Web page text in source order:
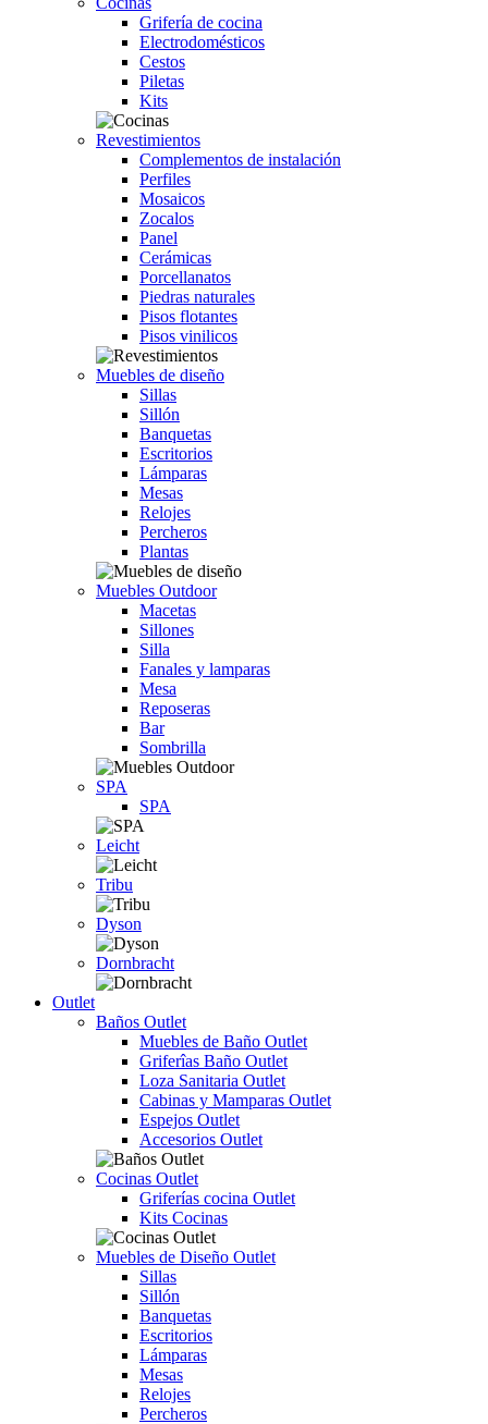
Grifería de cocina
Electrodomésticos
Cestos
Piletas
Kits
Revestimientos
Complementos de instalación
Perfiles
Mosaicos
Zocalos
Panel
Cerámicas
Porcellanatos
Piedras naturales
Pisos flotantes
Pisos vinilicos
Muebles de diseño
Sillas
Sillón
Banquetas
Escritorios
Lámparas
Mesas
Relojes
Percheros
Plantas
Muebles Outdoor
Macetas
Sillones
Silla
Fanales y lamparas
Mesa
Reposeras
Bar
Sombrilla
SPA
SPA
Leicht
Tribu
Dyson
Dornbracht
Outlet
Baños Outlet
Muebles de Baño Outlet
Griferîas Baño Outlet
Loza Sanitaria Outlet
Cabinas y Mamparas Outlet
Espejos Outlet
Accesorios Outlet
Cocinas Outlet
Griferías cocina Outlet
Kits Cocinas
Muebles de Diseño Outlet
Sillas
Sillón
Banquetas
Escritorios
Lámparas
Mesas
Relojes
Percheros